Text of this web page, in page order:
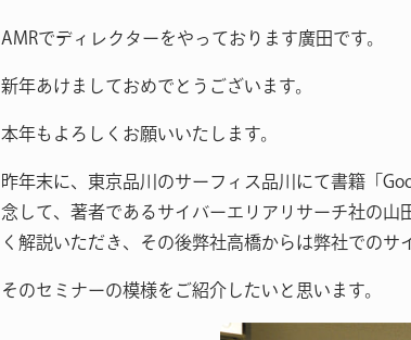
AMRでディレクターをやっております廣田です。
新年あけましておめでとうございます。
本年もよろしくお願いいたします。
昨年末に、東京品川のサーフィス品川にて書籍「
念して、著者であるサイバーエリアリサーチ社の山
く解説いただき、その後弊社高橋からは弊社での
そのセミナーの模様をご紹介したいと思います。